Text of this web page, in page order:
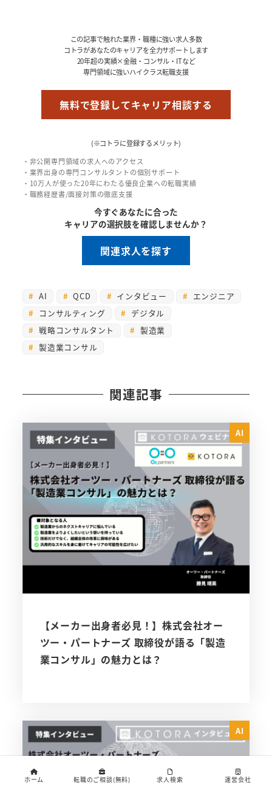
この記事で触れた業界・職種に強い求人多数
コトラがあなたのキャリアを全力サポートします
20年超の実績×金融・コンサル・ITなど
専門領域に強いハイクラス転職支援
無料で登録してキャリア相談する
(※コトラに登録するメリット)
・非公開専門領域の求人へのアクセス
・業界出身の専門コンサルタントの個別サポート
・10万人が使った20年にわたる優良企業への転職実績
・職務経歴書/面接対策の徹底支援
今すぐあなたに合った
キャリアの選択肢を確認しませんか？
関連求人を探す
AI QCD インタビュー
エンジニア
コンサルティング
デジタル
戦略コンサルタント
製造業
製造業コンサル
関連記事
AI
【メーカー出身者必見！】株式会社オー
ツー・パートナーズ 取締役が語る「製造
業コンサル」の魅力とは？
AI
ホーム 転職のご相談(無料) 求人検索 運営会社